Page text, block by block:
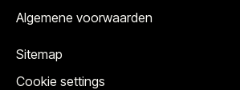
Algemene voorwaarden
Sitemap
Cookie settings